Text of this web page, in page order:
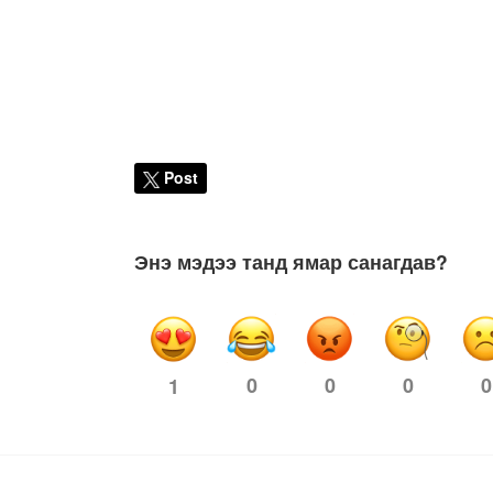
Post
Энэ мэдээ танд ямар санагдав?
1 0 0 0 0